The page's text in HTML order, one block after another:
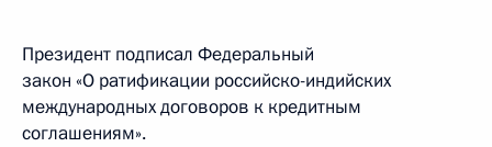
Президент подписал Федеральный
закон «О ратификации российско-индийских
международных договоров к кредитным
соглашениям».